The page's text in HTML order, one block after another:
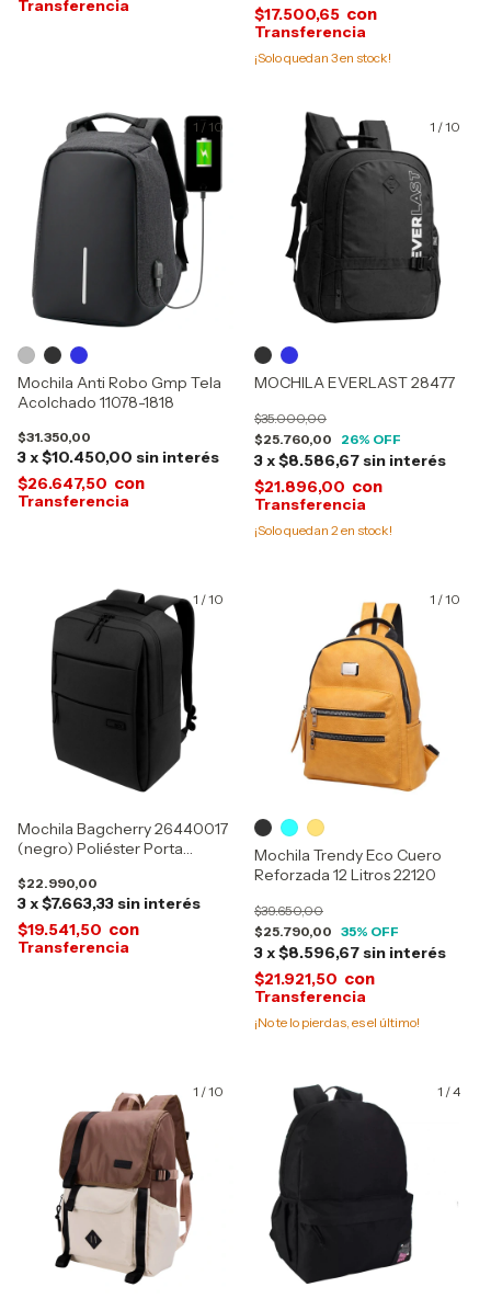
$17.500,65 con
¡Solo quedan 3en stock!
1 / 10
Mochila Anti Robo Gmp Tela
Acolchado 11078-1818
$31.350,00
3x$10.450,00 sin interés
$26.647,50 con
1 /10
MOCHILA EVERLAST 28477
$25.760,00
$35.000,00
26% OFF
3x$8.586,67 sin interés
$21.896,00 con
¡Solo quedan 2en stock!
1 /10
Mochila Bagcherry 26440017
(negro) Poliéster Porta
$22.990,00
3x$7.663,33 sin interés
$19.541,50 con
1 /10
Mochila Trendy Eco Cuero
Reforzada 12 Litros 22120
$25.790,00
$39.650,00
35% OFF
3x$8.596,67 sin interés
$21.921,50 con
¡No te lo pierdas, es el último!
1 /10 1 /4